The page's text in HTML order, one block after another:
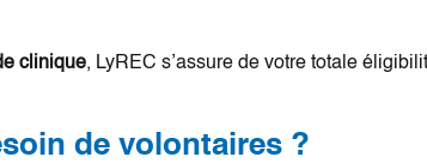
clinique, LyREC s’assure de votre totale
de volontaires ?